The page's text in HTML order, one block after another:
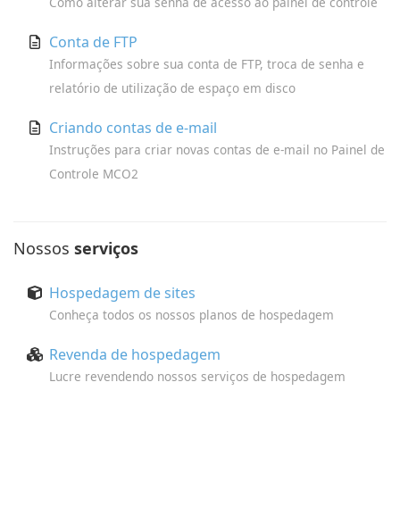
Conta de FTP
Informações sobre sua conta de FTP, troca de senha e
relatório de utilização de espaço em disco
Criando contas de e-mail
Instruções para criar novas contas de e-mail no Painel de
Controle MCO2
Nossos serviços
Hospedagem de sites
Conheça todos os nossos planos de hospedagem
Revenda de hospedagem
Lucre revendendo nossos serviços de hospedagem